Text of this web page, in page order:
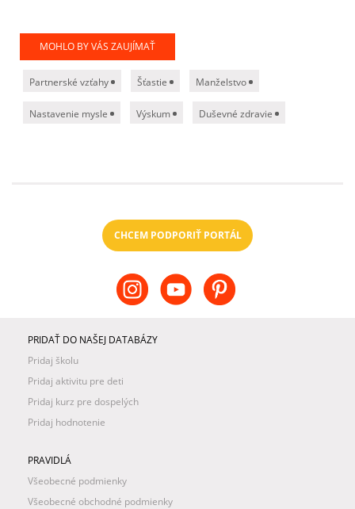
MOHLO BY VÁS ZAUJÍMAŤ
Partnerské vzťahy Šťastie Manželstvo
Nastavenie mysle Výskum Duševné zdravie
CHCEM PODPORIŤ PORTÁL
PRIDAŤ DO NAŠEJ DATABÁZY
Pridaj školu
Pridaj aktivitu pre deti
Pridaj kurz pre dospelých
Pridaj hodnotenie
PRAVIDLÁ
Všeobecné podmienky
Všeobecné obchodné podmienky